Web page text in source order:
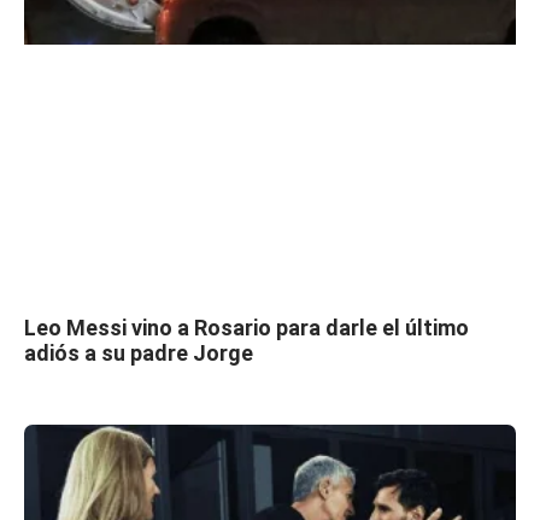
Leo Messi vino a Rosario para darle el último
adiós a su padre Jorge